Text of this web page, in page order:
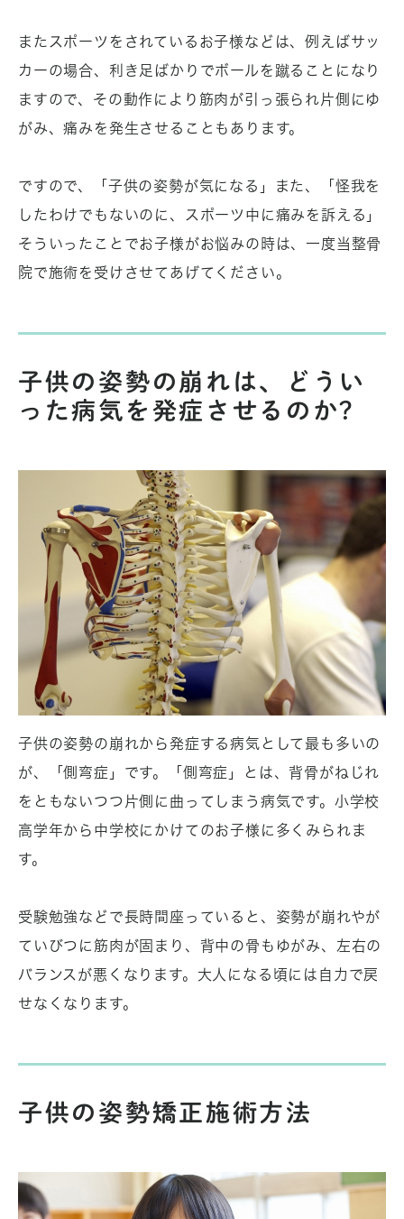
またスポーツをされているお子様などは、例えばサッ
カーの場合、利き足ばかりでボールを蹴ることになり
ますので、その動作により筋肉が引っ張られ片側にゆ
がみ、痛みを発生させることもあります。
ですので、「子供の姿勢が気になる」また、「怪我を
したわけでもないのに、スポーツ中に痛みを訴える」
そういったことでお子様がお悩みの時は、一度当整骨
院で施術を受けさせてあげてください。
子供の姿勢の崩れは、どうい
った病気を発症させるのか?
子供の姿勢の崩れから発症する病気として最も多いの
が、「側弯症」です。「側弯症」とは、背骨がねじれ
をともないつつ片側に曲ってしまう病気です。小学校
高学年から中学校にかけてのお子様に多くみられま
す。
受験勉強などで長時間座っていると、姿勢が崩れやが
ていびつに筋肉が固まり、背中の骨もゆがみ、左右の
バランスが悪くなります。大人になる頃には自力で戻
せなくなります。
子供の姿勢矯正施術方法